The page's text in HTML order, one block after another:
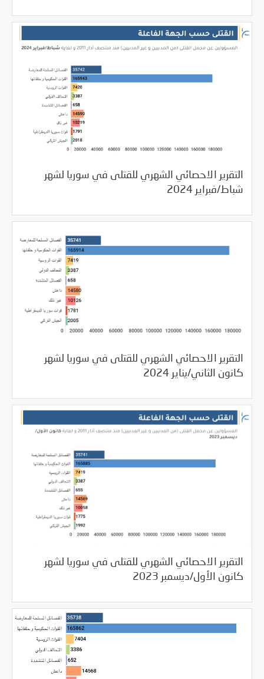
التقرير الاحصائي الشهري للقتلى في سوريا لشهر
شباط/فبراير 2024
03/13/2024 مرصد الانتهاكات
التقرير الاحصائي الشهري للقتلى في سوريا لشهر
كانون الثاني/يناير 2024
02/09/2024 مرصد الانتهاكات
التقرير الاحصائي الشهري للقتلى في سوريا لشهر
كانون الأول/ديسمبر 2023
01/08/2024 مرصد الانتهاكات